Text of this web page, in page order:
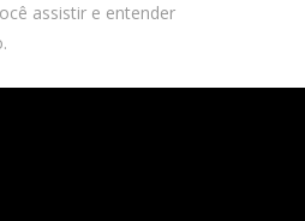
assistir e entender